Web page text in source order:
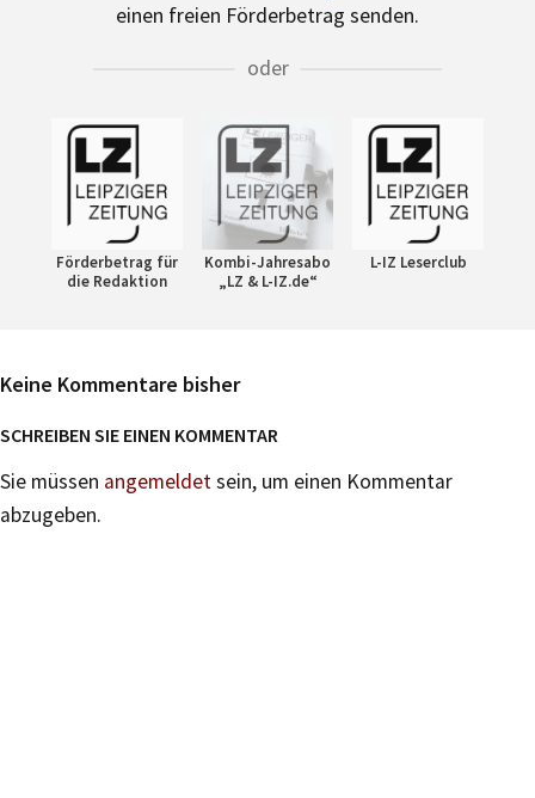
einen freien Förderbetrag senden.
oder
Förderbetrag für
die Redaktion
Kombi-Jahresabo
„LZ & L-IZ.de“
L-IZ Leserclub
Keine Kommentare bisher
SCHREIBEN SIE EINEN KOMMENTAR
Sie müssen angemeldetsein, um einen Kommentar
abzugeben.